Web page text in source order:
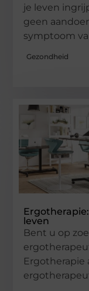
je leven
geen
symptoom
Gezondheid
leven
Bent u op
Ergotherapie